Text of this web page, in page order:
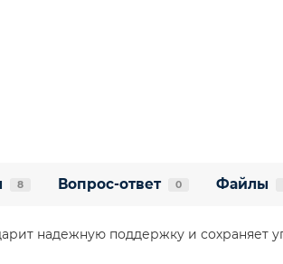
8 Вопрос-ответ 0 Файлы
надежную поддержку и сохраняет